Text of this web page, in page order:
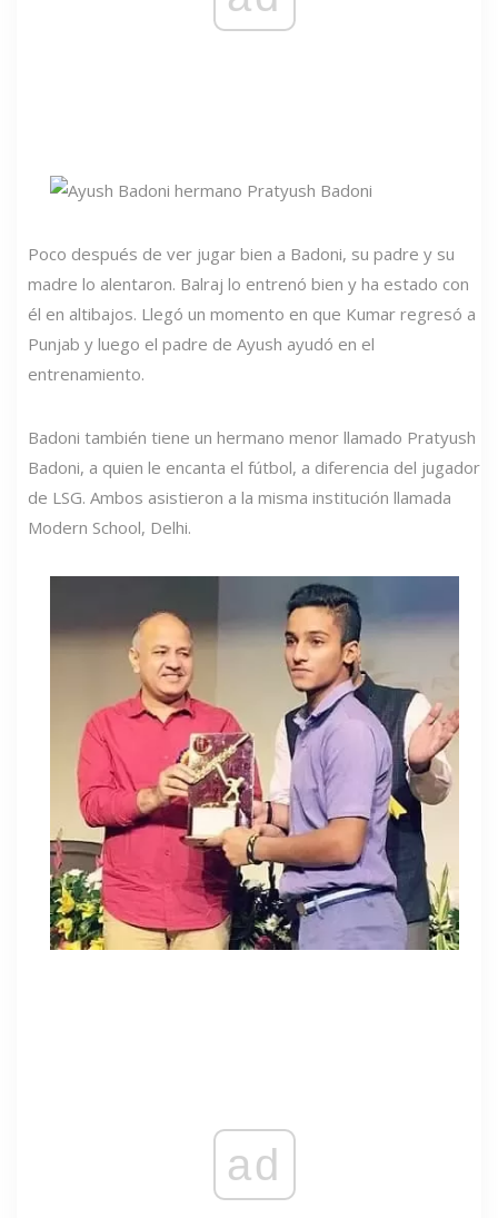
Poco después de ver jugar bien a Badoni, su padre y su
madre lo alentaron. Balraj lo entrenó bien y ha estado con
él en altibajos. Llegó un momento en que Kumar regresó a
Punjab y luego el padre de Ayush ayudó en el
entrenamiento.
Badoni también tiene un hermano menor llamado Pratyush
Badoni, a quien le encanta el fútbol, ​​a diferencia del jugador
de LSG. Ambos asistieron a la misma institución llamada
Modern School, Delhi.
ad